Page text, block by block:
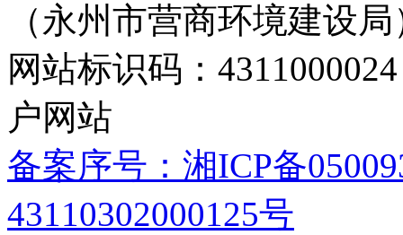
（永州市营商环境建设局
网站标识码：
户网站
备案序号：湘ICP备
43110302000125号